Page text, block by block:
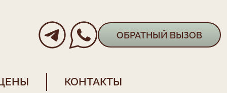
ОБРАТНЫЙ ВЫЗОВ
КОНТАКТЫ